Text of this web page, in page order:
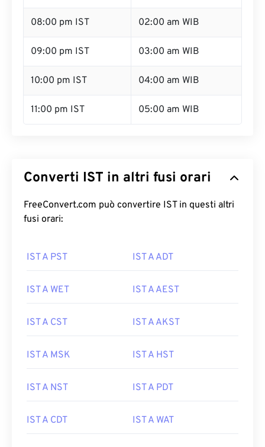
08:00 pm IST 02:00 am WIB
09:00 pm IST 03:00 am WIB
10:00 pm IST 04:00 am WIB
11:00 pm IST 05:00 am WIB
Converti IST in altri fusi orari
FreeConvert.com può convertire IST in questi altri
fusi orari:
IST A PST IST A ADT
IST A WET IST A AEST
IST A CST IST A AKST
IST A MSK IST A HST
IST A NST IST A PDT
IST A CDT IST A WAT